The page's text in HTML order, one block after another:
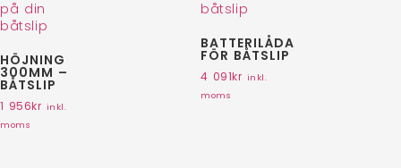
HÖJNING
300MM –
BÅTSLIP
1 956kr inkl.
moms
BATTERILÅDA
FÖR BÅTSLIP
4 091kr inkl.
moms